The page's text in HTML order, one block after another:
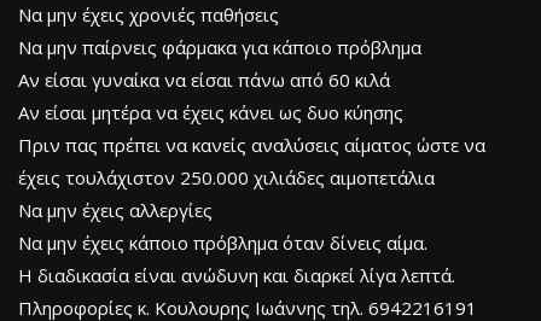
Να μην έχεις χρονιές παθήσεις
Να μην παίρνεις φάρμακα για κάποιο πρόβλημα
Αν είσαι γυναίκα να είσαι πάνω από 60 κιλά
Αν είσαι μητέρα να έχεις κάνει ως δυο κύησης
Πριν πας πρέπει να κανείς αναλύσεις αίματος ώστε να
έχεις τουλάχιστον 250.000 χιλιάδες αιμοπετάλια
Να μην έχεις αλλεργίες
Να μην έχεις κάποιο πρόβλημα όταν δίνεις αίμα.
Η διαδικασία είναι ανώδυνη και διαρκεί λίγα λεπτά.
Πληροφορίες κ. Κουλουρης Ιωάννης τηλ. 6942216191